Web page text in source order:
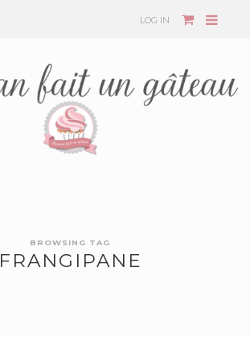
LOG IN
BROWSING TAG
FRANGIPANE